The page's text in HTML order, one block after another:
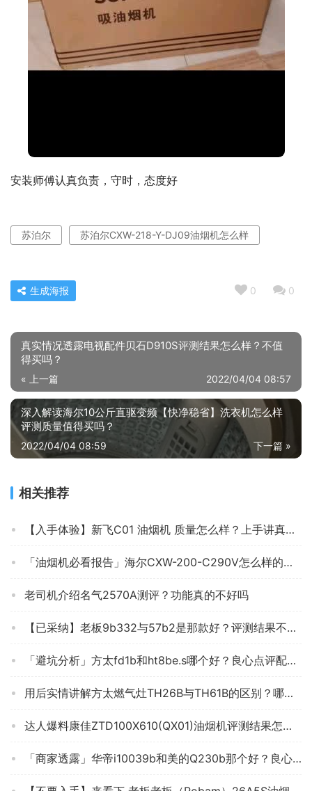
安装师傅认真负责，守时，态度好
苏泊尔 苏泊尔CXW-218-Y-DJ09油烟机怎么样
0 0
生成海报
真实情况透露电视配件贝石D910S评测结果怎么样？不值
得买吗？
« 上一篇 2022/04/04 08:57
深入解读海尔10公斤直驱变频【快净稳省】洗衣机怎么样
评测质量值得买吗？
下一篇 »
2022/04/04 08:59
相关推荐
【入手体验】新飞C01 油烟机 质量怎么样？上手讲真相？ 评测分析好吗？
「油烟机必看报告」海尔CXW-200-C290V怎么样的质量，评测为什么这样？
老司机介绍名气2570A测评？功能真的不好吗
【已采纳】老板9b332与57b2是那款好？评测结果不看后悔
「避坑分析」方太fd1b和ht8be.s哪个好？良心点评配置区别
用后实情讲解方太燃气灶TH26B与TH61B的区别？哪个性价比高、质量更好
达人爆料康佳ZTD100X610(QX01)油烟机评测结果怎么样？不值得买吗？
「商家透露」华帝i10039b和美的Q230b那个好？良心点评配置区别